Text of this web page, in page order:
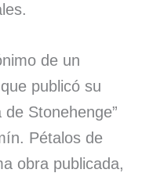
de un
publicó su
Stonehenge”
Pétalos de
obra publicada,